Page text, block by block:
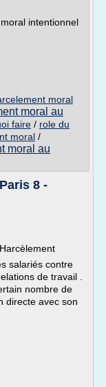
intentionnel
moral
moral au
faire / role du
moral /
moral au
8 -
salariés contre
de travail .
nombre de
directe avec son